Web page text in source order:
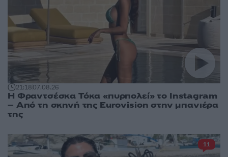
21:1807.08.26
Η Φραντσέσκα Τόκα «πυρπολεί» το Instagram
– Από τη σκηνή της Eurovision στην μπανιέρα
της
11